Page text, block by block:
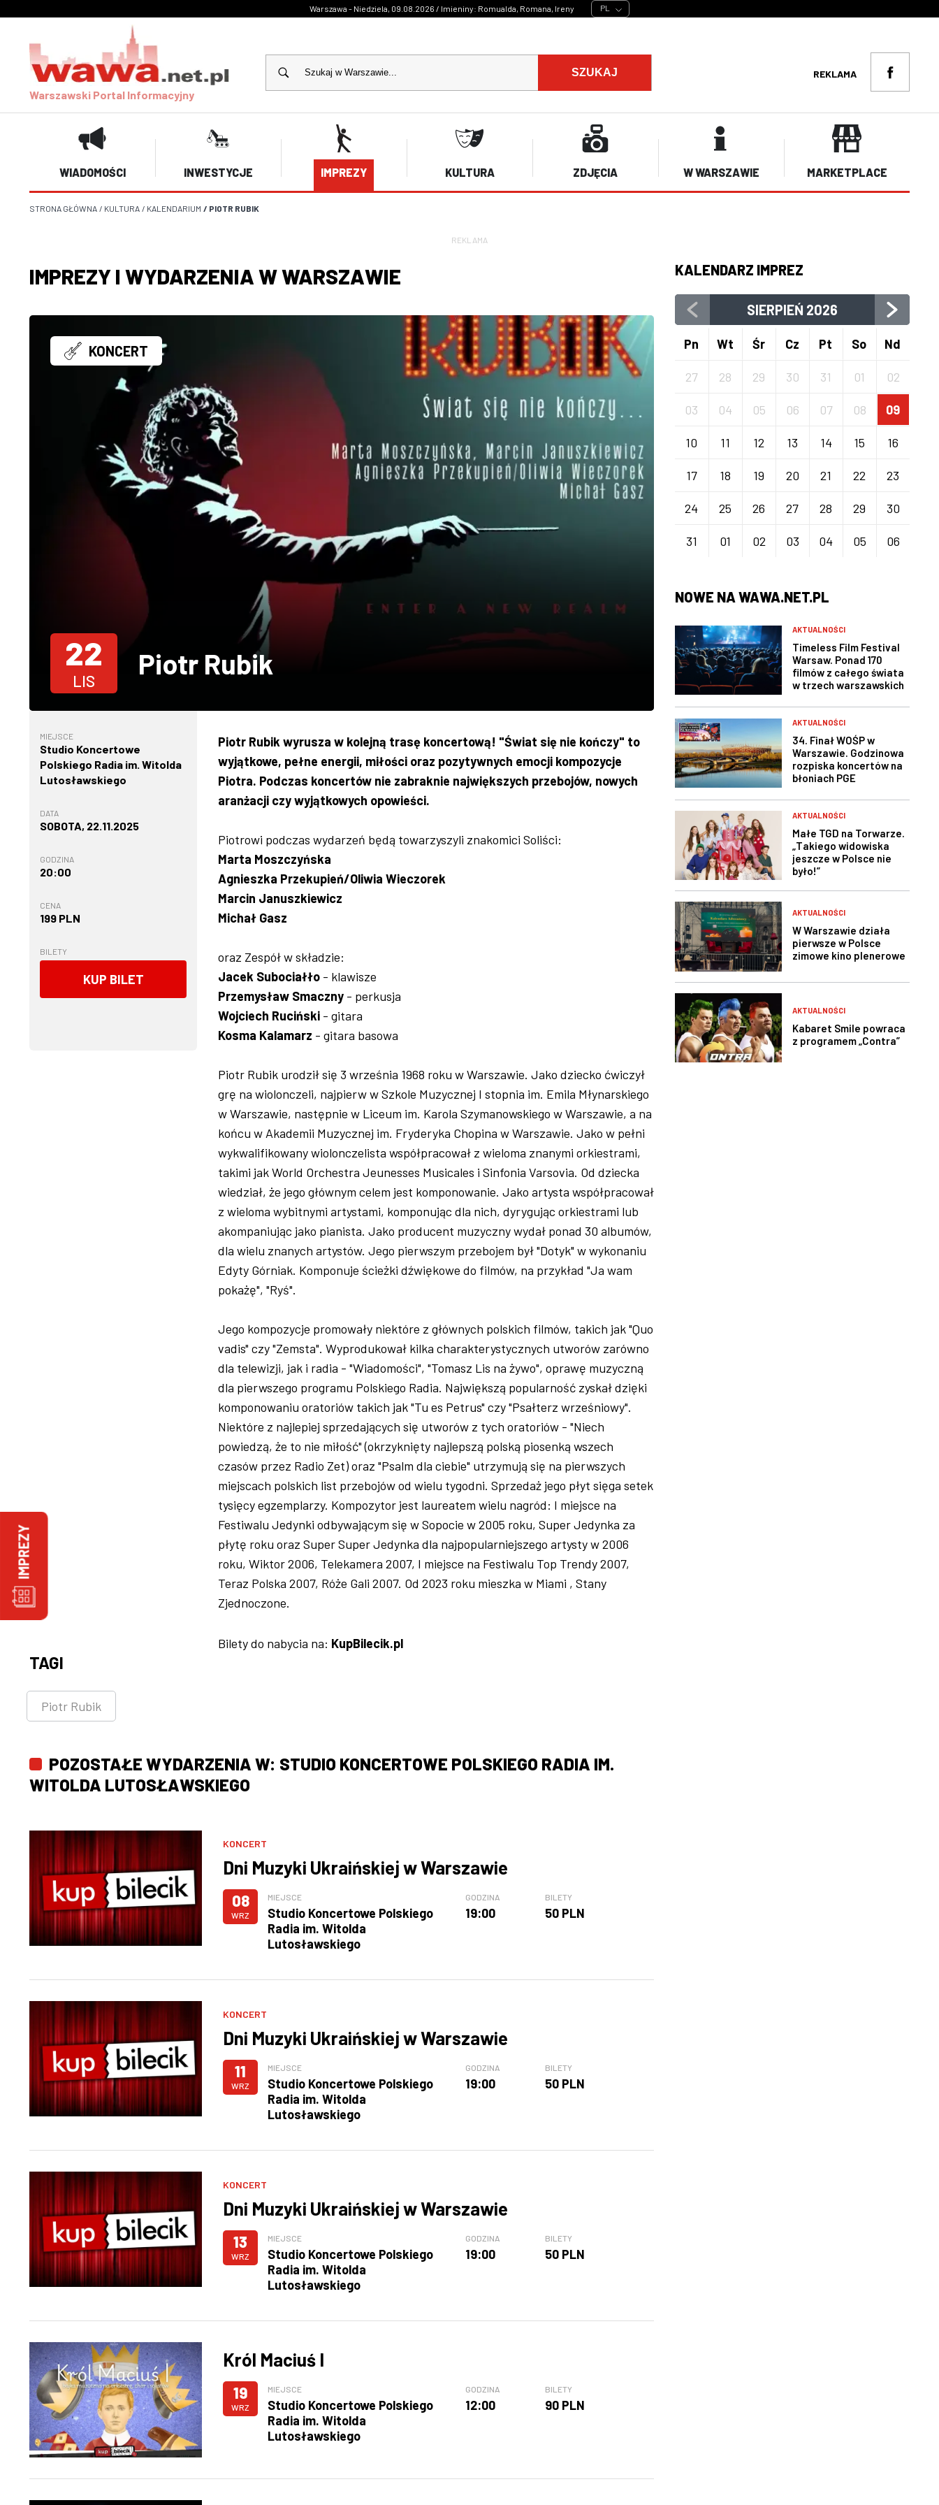
Warszawa - Niedziela, 09.08.2026 / Imieniny: Romualda, Romana, Ireny PL
Warszawski Portal Informacyjny
SZUKAJ REKLAMA
WIADOMOŚCI INWESTYCJE IMPREZY KULTURA ZDJĘCIA W WARSZAWIE MARKETPLACE
STRONA GŁÓWNA / KULTURA / KALENDARIUM / PIOTR RUBIK
REKLAMA
IMPREZY I WYDARZENIA W WARSZAWIE
KONCERT
22
LIS
Piotr Rubik
MIEJSCE
Studio Koncertowe
Polskiego Radia im. Witolda
Lutosławskiego
DATA
SOBOTA, 22.11.2025
GODZINA
20:00
CENA
199 PLN
BILETY
KUP BILET
Piotr Rubik wyrusza w kolejną trasę koncertową! "Świat się nie kończy" to
wyjątkowe, pełne energii, miłości oraz pozytywnych emocji kompozycje
Piotra. Podczas koncertów nie zabraknie największych przebojów, nowych
aranżacji czy wyjątkowych opowieści.
Piotrowi podczas wydarzeń będą towarzyszyli znakomici Soliści:
Marta Moszczyńska
Agnieszka Przekupień/Oliwia Wieczorek
Marcin Januszkiewicz
Michał Gasz
oraz Zespół w składzie:
Jacek Subociałło - klawisze
Przemysław Smaczny - perkusja
Wojciech Ruciński - gitara
Kosma Kalamarz - gitara basowa
Piotr Rubik urodził się 3 września 1968 roku w Warszawie. Jako dziecko ćwiczył
grę na wiolonczeli, najpierw w Szkole Muzycznej I stopnia im. Emila Młynarskiego
w Warszawie, następnie w Liceum im. Karola Szymanowskiego w Warszawie, a na
końcu w Akademii Muzycznej im. Fryderyka Chopina w Warszawie. Jako w pełni
wykwalifikowany wiolonczelista współpracował z wieloma znanymi orkiestrami,
takimi jak World Orchestra Jeunesses Musicales i Sinfonia Varsovia. Od dziecka
wiedział, że jego głównym celem jest komponowanie. Jako artysta współpracował
z wieloma wybitnymi artystami, komponując dla nich, dyrygując orkiestrami lub
akompaniując jako pianista. Jako producent muzyczny wydał ponad 30 albumów,
dla wielu znanych artystów. Jego pierwszym przebojem był "Dotyk" w wykonaniu
Edyty Górniak. Komponuje ścieżki dźwiękowe do filmów, na przykład "Ja wam
pokażę", "Ryś".
Jego kompozycje promowały niektóre z głównych polskich filmów, takich jak "Quo
vadis" czy "Zemsta". Wyprodukował kilka charakterystycznych utworów zarówno
dla telewizji, jak i radia - "Wiadomości", "Tomasz Lis na żywo", oprawę muzyczną
dla pierwszego programu Polskiego Radia. Największą popularność zyskał dzięki
komponowaniu oratoriów takich jak "Tu es Petrus" czy "Psałterz wrześniowy".
Niektóre z najlepiej sprzedających się utworów z tych oratoriów - "Niech
powiedzą, że to nie miłość" (okrzyknięty najlepszą polską piosenką wszech
czasów przez Radio Zet) oraz "Psalm dla ciebie" utrzymują się na pierwszych
miejscach polskich list przebojów od wielu tygodni. Sprzedaż jego płyt sięga setek
tysięcy egzemplarzy. Kompozytor jest laureatem wielu nagród: I miejsce na
Festiwalu Jedynki odbywającym się w Sopocie w 2005 roku, Super Jedynka za
płytę roku oraz Super Super Jedynka dla najpopularniejszego artysty w 2006
roku, Wiktor 2006, Telekamera 2007, I miejsce na Festiwalu Top Trendy 2007,
Teraz Polska 2007, Róże Gali 2007. Od 2023 roku mieszka w Miami , Stany
Zjednoczone.
Bilety do nabycia na: KupBilecik.pl
TAGI
Piotr Rubik
POZOSTAŁE WYDARZENIA W: STUDIO KONCERTOWE POLSKIEGO RADIA IM.
WITOLDA LUTOSŁAWSKIEGO
KONCERT
Dni Muzyki Ukraińskiej w Warszawie
08
WRZ
MIEJSCE
Studio Koncertowe Polskiego
Radia im. Witolda
Lutosławskiego
GODZINA
19:00
BILETY
50 PLN
KONCERT
Dni Muzyki Ukraińskiej w Warszawie
11
WRZ
MIEJSCE
Studio Koncertowe Polskiego
Radia im. Witolda
Lutosławskiego
GODZINA
19:00
BILETY
50 PLN
KONCERT
Dni Muzyki Ukraińskiej w Warszawie
13
WRZ
MIEJSCE
Studio Koncertowe Polskiego
Radia im. Witolda
Lutosławskiego
GODZINA
19:00
BILETY
50 PLN
Król Maciuś I
19
WRZ
MIEJSCE
Studio Koncertowe Polskiego
Radia im. Witolda
Lutosławskiego
GODZINA
12:00
BILETY
90 PLN
KALENDARZ IMPREZ
SIERPIEŃ 2026
Pn Wt Śr Cz Pt So Nd
27 28 29 30 31 01 02
03 04 05 06 07 08 09
10 11 12 13 14 15 16
17 18 19 20 21 22 23
24 25 26 27 28 29 30
31 01 02 03 04 05 06
NOWE NA WAWA.NET.PL
AKTUALNOŚCI
Timeless Film Festival
Warsaw. Ponad 170
filmów z całego świata
w trzech warszawskich
AKTUALNOŚCI
34. Finał WOŚP w
Warszawie. Godzinowa
rozpiska koncertów na
błoniach PGE
AKTUALNOŚCI
Małe TGD na Torwarze.
„Takiego widowiska
jeszcze w Polsce nie
było!”
AKTUALNOŚCI
W Warszawie działa
pierwsze w Polsce
zimowe kino plenerowe
AKTUALNOŚCI
Kabaret Smile powraca
z programem „Contra”
IMPREZY